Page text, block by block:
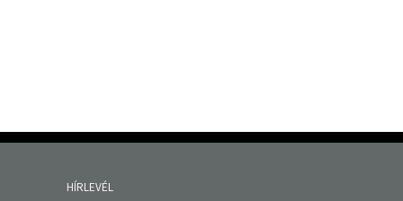
HÍRLEVÉL